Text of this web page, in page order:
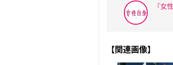
『女
【関連画像】